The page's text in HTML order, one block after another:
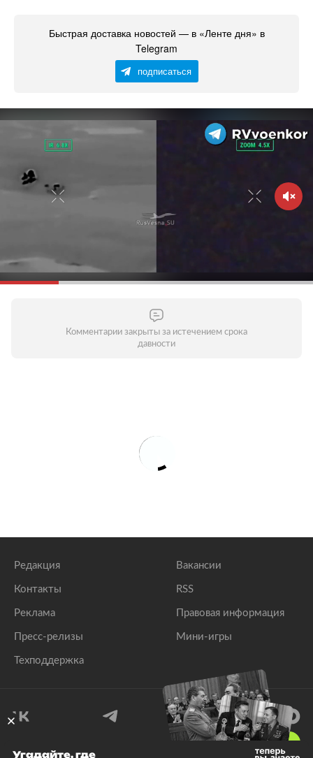
Быстрая доставка новостей — в «Ленте дня» в
Telegram
подписаться
Комментарии закрыты за истечением срока
давности
Редакция
Контакты
Реклама
Пресс-релизы
Техподдержка
Вакансии
RSS
Правовая информация
Мини-игры
Угадайте, где